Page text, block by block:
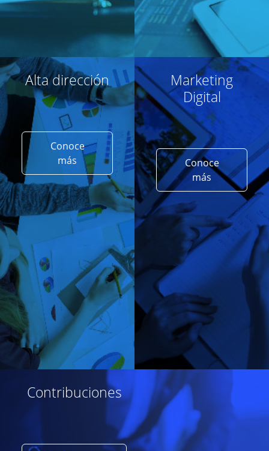
Alta dirección
Conoce
más
Marketing
Digital
Conoce
más
Contribuciones